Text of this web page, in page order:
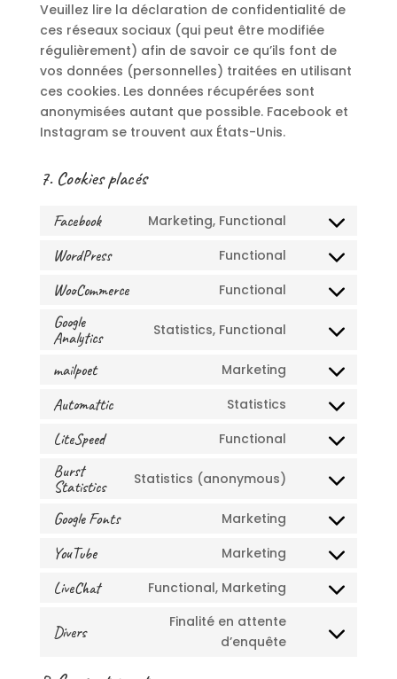
Veuillez lire la déclaration de confidentialité de
ces réseaux sociaux (qui peut être modifiée
régulièrement) afin de savoir ce qu’ils font de
vos données (personnelles) traitées en utilisant
ces cookies. Les données récupérées sont
anonymisées autant que possible. Facebook et
Instagram se trouvent aux États-Unis.
7. Cookies placés
Facebook Marketing, Functional
Consent
facebook
WordPress Functional
Consent
wordpress
WooCommerce Functional
Consent
service
Google
Analytics
Statistics, Functional
Consent
service
google-
mailpoet Marketing
Consent
mailpoet
Automattic Statistics
Consent
automattic
LiteSpeed Functional
Consent
service
Burst
Statistics
Statistics (anonymous)
Consent
service
burst-
Google Fonts Marketing
Consent
google-
YouTube Marketing
Consent
LiveChat Functional, Marketing
Consent
service
Divers
Finalité en attente
d’enquête
Consent